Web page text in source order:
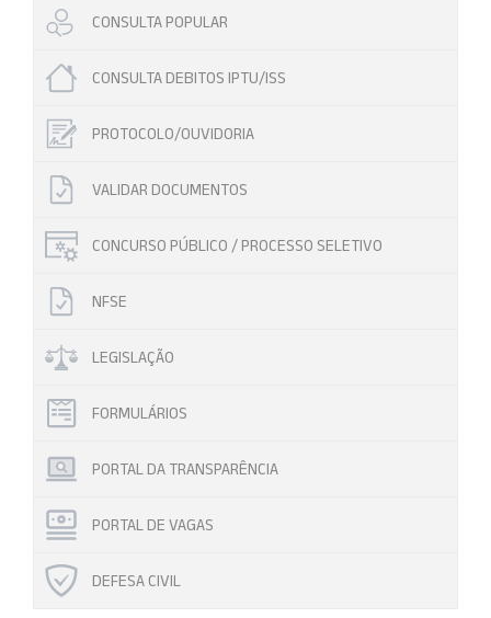
CONSULTA POPULAR
CONSULTA DEBITOS IPTU/ISS
PROTOCOLO/OUVIDORIA
VALIDAR DOCUMENTOS
CONCURSO PÚBLICO / PROCESSO SELETIVO
NFSE
LEGISLAÇÃO
FORMULÁRIOS
PORTAL DA TRANSPARÊNCIA
PORTAL DE VAGAS
DEFESA CIVIL